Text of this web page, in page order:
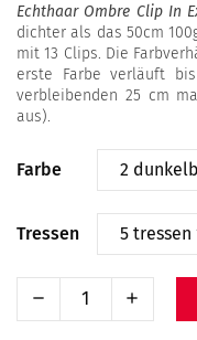
Echthaar Ombre Clip In
dichter als das 50cm
mit 13 Clips. Die
erste Farbe verläuft
verbleibenden 25 cm
aus).
Farbe
Tressen